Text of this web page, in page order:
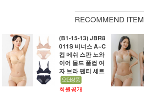
RECOMMEND ITEM
(B1-15-13) JBR8
011S 비너스 A~C
컵 메쉬 스판 노와
이어 몰드 풀컵 여
자 브라 팬티 세트
회원공개